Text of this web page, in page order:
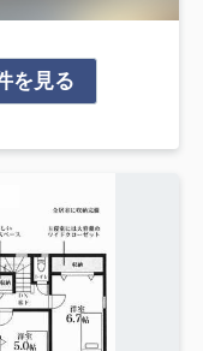
を見る